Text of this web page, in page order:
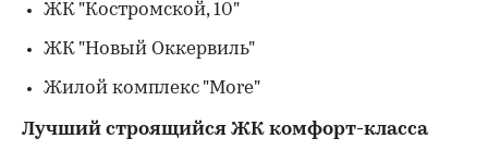
ЖК "Костромской, 10"
ЖК "Новый Оккервиль"
Жилой комплекс "More"
Лучший строящийся ЖК комфорт-класса